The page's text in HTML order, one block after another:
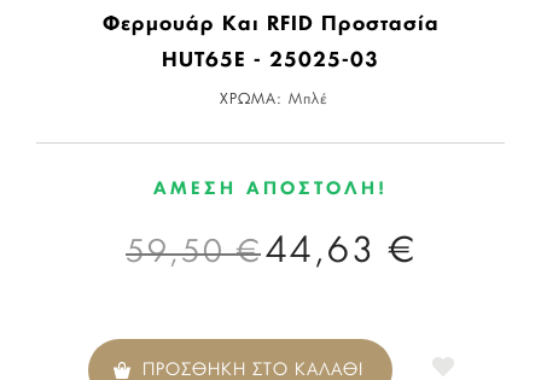
Φερμουάρ Και RFID Προστασία
HUT65E - 25025-03
ΧΡΩΜΑ: Μπλέ
ΑΜΕΣΗ ΑΠΟΣΤΟΛΗ!
59,50 €44,63 €
ΠΡΟΣΘΗΚΗ ΣΤΟ ΚΑΛΑΘΙ